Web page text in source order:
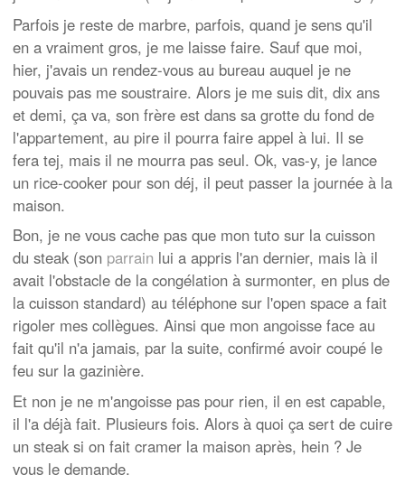
Parfois je reste de marbre, parfois, quand je sens qu'il
en a vraiment gros, je me laisse faire. Sauf que moi,
hier, j'avais un rendez-vous au bureau auquel je ne
pouvais pas me soustraire. Alors je me suis dit, dix ans
et demi, ça va, son frère est dans sa grotte du fond de
l'appartement, au pire il pourra faire appel à lui. Il se
fera tej, mais il ne mourra pas seul. Ok, vas-y, je lance
un rice-cooker pour son déj, il peut passer la journée à la
maison.
Bon, je ne vous cache pas que mon tuto sur la cuisson
du steak (son parrain lui a appris l'an dernier, mais là il
avait l'obstacle de la congélation à surmonter, en plus de
la cuisson standard) au téléphone sur l'open space a fait
rigoler mes collègues. Ainsi que mon angoisse face au
fait qu'il n'a jamais, par la suite, confirmé avoir coupé le
feu sur la gazinière.
Et non je ne m'angoisse pas pour rien, il en est capable,
il l'a déjà fait. Plusieurs fois. Alors à quoi ça sert de cuire
un steak si on fait cramer la maison après, hein ? Je
vous le demande.